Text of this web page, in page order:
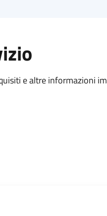
e altre informazioni